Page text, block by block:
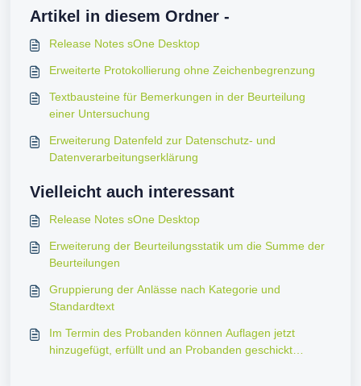
Artikel in diesem Ordner -
Release Notes sOne Desktop
Erweiterte Protokollierung ohne Zeichenbegrenzung
Textbausteine für Bemerkungen in der Beurteilung
einer Untersuchung
Erweiterung Datenfeld zur Datenschutz- und
Datenverarbeitungserklärung
Vielleicht auch interessant
Release Notes sOne Desktop
Erweiterung der Beurteilungsstatik um die Summe der
Beurteilungen
Gruppierung der Anlässe nach Kategorie und
Standardtext
Im Termin des Probanden können Auflagen jetzt
hinzugefügt, erfüllt und an Probanden geschickt